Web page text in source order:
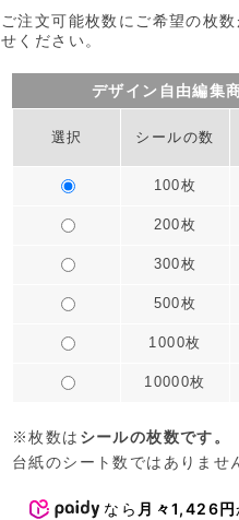
ご注文可能枚数にご希望の枚
せください。
デザイン自由編集
選択 シールの数
100枚
200枚
300枚
500枚
1000枚
10000枚
※枚数は シールの枚数です。
台紙のシート数ではありませ
なら 月々1,426円